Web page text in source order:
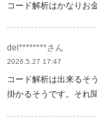
コード解析はかなりお
del********さん
2026.5.27 17:47
コード解析は出来るそ
掛かるそうです。それ